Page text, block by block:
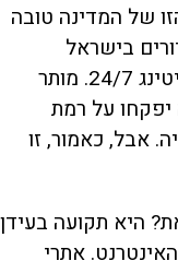
של המדינה טובה
בישראל
מהידרדרות להתבהמות במרוץ אל הרייטינג 24/7. מותר
יפקחו על רמת
אבל, כאמור, זו
היא תקועה בעידן
אתרי